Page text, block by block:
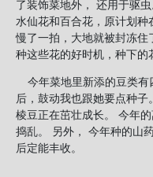
了装饰菜地外， 还用于驱
水仙花和百合花，原计划
慢了一拍，大地就被封冻住
种这些花的好时机，种下的
今年菜地里新添的豆类
后，鼓动我也跟她要点种
棱豆正在茁壮成长。 今年
捣乱。 另外， 今年种的山
后定能丰收。